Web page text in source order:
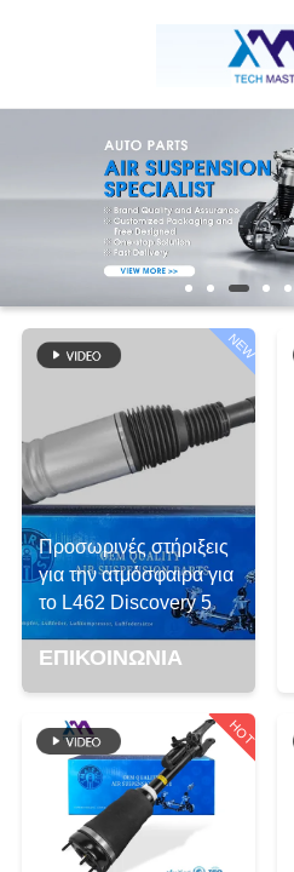
ΠΡΟΪΌΝΤΑ
ΒΊΝΤΕΟ
ΣΧΕΤΙΚΆ
ΕΜΆΣ
ΞΕΝΆΓΗΣΗ
ΣΤΟ
ΕΡΓΟΣΤΆΣΙΟ
ΕΛΕΓΧΟΣ
ΕΠΙΚΟΙΝΩΝΉΣΤΕ
ΜΑΖΊ
Reserved.
NEW
Προσωρινές στήριξεις
για την ατμόσφαιρα για
το L462 Discovery 5
ΕΠΙΚΟΙΝΩΝΊΑ
HOT